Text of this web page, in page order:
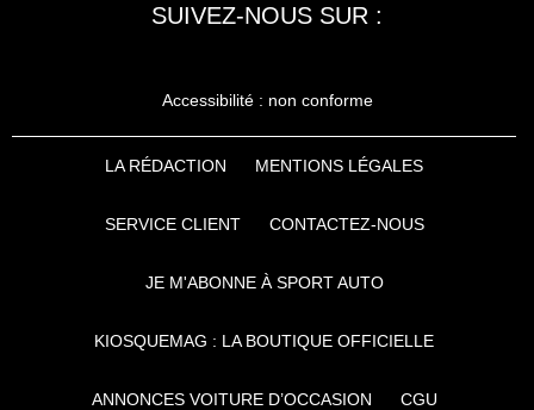
SUIVEZ-NOUS SUR :
Accessibilité : non conforme
LA RÉDACTION MENTIONS LÉGALES
SERVICE CLIENT CONTACTEZ-NOUS
JE M'ABONNE À SPORT AUTO
KIOSQUEMAG : LA BOUTIQUE OFFICIELLE
ANNONCES VOITURE D’OCCASION CGU